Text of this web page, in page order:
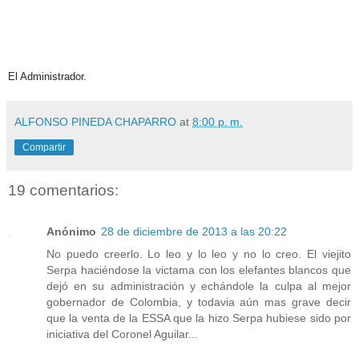
El Administrador.
ALFONSO PINEDA CHAPARRO at 8:00 p. m.
Compartir
19 comentarios:
Anónimo 28 de diciembre de 2013 a las 20:22
No puedo creerlo. Lo leo y lo leo y no lo creo. El viejito
Serpa haciéndose la victama con los elefantes blancos que
dejó en su administración y echándole la culpa al mejor
gobernador de Colombia, y todavia aún mas grave decir
que la venta de la ESSA que la hizo Serpa hubiese sido por
iniciativa del Coronel Aguilar...